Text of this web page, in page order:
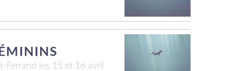
Ferrand les 15 et 16 avril